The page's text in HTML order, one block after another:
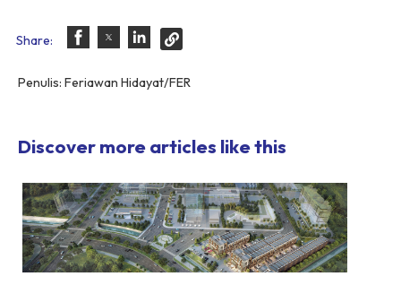
Share:
Penulis: Feriawan Hidayat/FER
Discover more articles like this